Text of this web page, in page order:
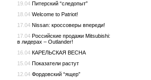
19.04 Питерский “следопыт”
18.04 Welcome to Patriot!
17.04 Nissan: кроссоверы впереди!
17.04 Российские продажи Mitsubishi:
в лидерах – Outlander!
16.04 КАРЕЛЬСКАЯ ВЕСНА
15.04 Показатели растут
12.04 Фордовский “ящер”